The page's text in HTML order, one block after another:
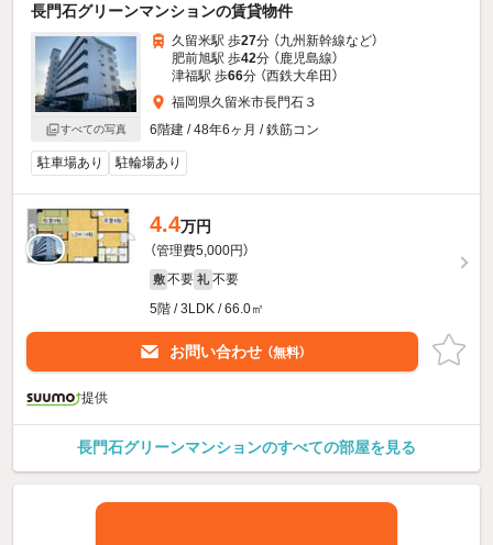
長門石グリーンマンションの賃貸物件
すべての写真
久留米駅 歩27分 （九州新幹線など）
肥前旭駅 歩42分 （鹿児島線）
津福駅 歩66分 （西鉄大牟田）
福岡県久留米市長門石３
6階建 / 48年6ヶ月 / 鉄筋コン
駐車場あり 駐輪場あり
4.4万円
（管理費5,000円）
敷 不要 礼 不要
5階 / 3LDK / 66.0㎡
お問い合わせ （無料）
提供
長門石グリーンマンションのすべての部屋を見る